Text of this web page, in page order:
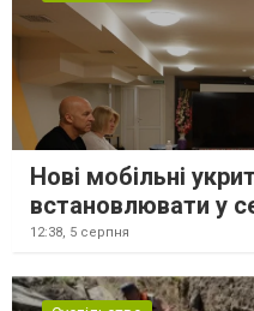
Нові мобільні
встановлювати у
12:38, 5 серпня